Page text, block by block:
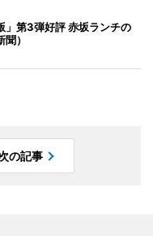
」第3弾好評 赤坂ランチの
）
の記事